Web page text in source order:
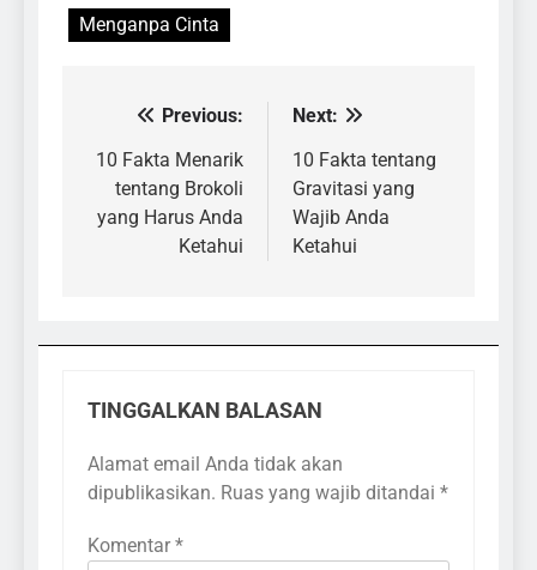
Menganpa Cinta
Navigasi
pos
Previous:
10 Fakta Menarik
tentang Brokoli
yang Harus Anda
Ketahui
Next:
10 Fakta tentang
Gravitasi yang
Wajib Anda
Ketahui
TINGGALKAN BALASAN
Alamat email Anda tidak akan
dipublikasikan. Ruas yang wajib ditandai *
Komentar *